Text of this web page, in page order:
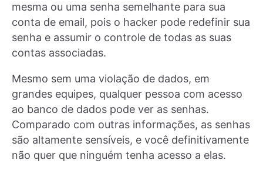
mesma ou uma senha semelhante para sua
conta de email, pois o hacker pode redefinir sua
senha e assumir o controle de todas as suas
contas associadas.
Mesmo sem uma violação de dados, em
grandes equipes, qualquer pessoa com acesso
ao banco de dados pode ver as senhas.
Comparado com outras informações, as senhas
são altamente sensíveis, e você definitivamente
não quer que ninguém tenha acesso a elas.